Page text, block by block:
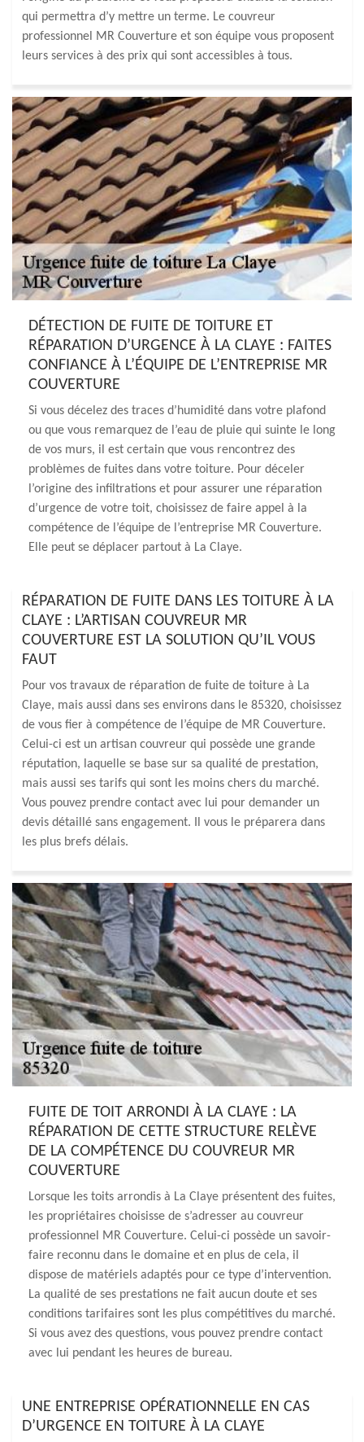
qui permettra d’y mettre un terme. Le couvreur
professionnel MR Couverture et son équipe vous proposent
leurs services à des prix qui sont accessibles à tous.
DÉTECTION DE FUITE DE TOITURE ET
RÉPARATION D’URGENCE À LA CLAYE : FAITES
CONFIANCE À L’ÉQUIPE DE L’ENTREPRISE MR
COUVERTURE
Si vous décelez des traces d’humidité dans votre plafond
ou que vous remarquez de l’eau de pluie qui suinte le long
de vos murs, il est certain que vous rencontrez des
problèmes de fuites dans votre toiture. Pour déceler
l’origine des infiltrations et pour assurer une réparation
d’urgence de votre toit, choisissez de faire appel à la
compétence de l’équipe de l’entreprise MR Couverture.
Elle peut se déplacer partout à La Claye.
RÉPARATION DE FUITE DANS LES TOITURE À LA
CLAYE : L’ARTISAN COUVREUR MR
COUVERTURE EST LA SOLUTION QU’IL VOUS
FAUT
Pour vos travaux de réparation de fuite de toiture à La
Claye, mais aussi dans ses environs dans le 85320, choisissez
de vous fier à compétence de l’équipe de MR Couverture.
Celui-ci est un artisan couvreur qui possède une grande
réputation, laquelle se base sur sa qualité de prestation,
mais aussi ses tarifs qui sont les moins chers du marché.
Vous pouvez prendre contact avec lui pour demander un
devis détaillé sans engagement. Il vous le préparera dans
les plus brefs délais.
FUITE DE TOIT ARRONDI À LA CLAYE : LA
RÉPARATION DE CETTE STRUCTURE RELÈVE
DE LA COMPÉTENCE DU COUVREUR MR
COUVERTURE
Lorsque les toits arrondis à La Claye présentent des fuites,
les propriétaires choisisse de s’adresser au couvreur
professionnel MR Couverture. Celui-ci possède un savoir-
faire reconnu dans le domaine et en plus de cela, il
dispose de matériels adaptés pour ce type d’intervention.
La qualité de ses prestations ne fait aucun doute et ses
conditions tarifaires sont les plus compétitives du marché.
Si vous avez des questions, vous pouvez prendre contact
avec lui pendant les heures de bureau.
UNE ENTREPRISE OPÉRATIONNELLE EN CAS
D’URGENCE EN TOITURE À LA CLAYE